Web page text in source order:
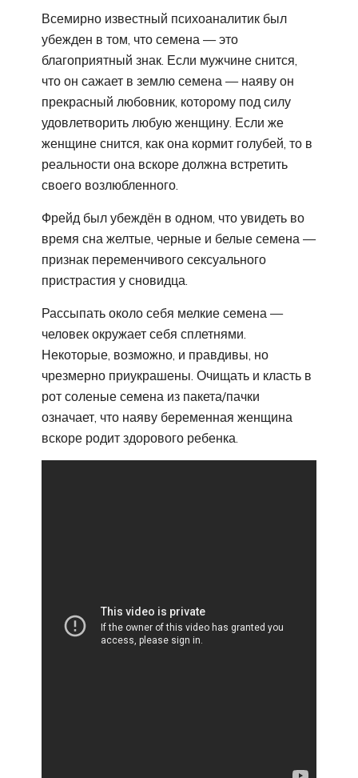
Всемирно известный психоаналитик был
убежден в том, что семена — это
благоприятный знак. Если мужчине снится,
что он сажает в землю семена — наяву он
прекрасный любовник, которому под силу
удовлетворить любую женщину. Если же
женщине снится, как она кормит голубей, то в
реальности она вскоре должна встретить
своего возлюбленного.
Фрейд был убеждён в одном, что увидеть во
время сна желтые, черные и белые семена —
признак переменчивого сексуального
пристрастия у сновидца.
Рассыпать около себя мелкие семена —
человек окружает себя сплетнями.
Некоторые, возможно, и правдивы, но
чрезмерно приукрашены. Очищать и класть в
рот соленые семена из пакета/пачки
означает, что наяву беременная женщина
вскоре родит здорового ребенка.